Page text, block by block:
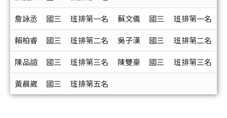
詹詠丞 國三 班排第一名 蘇文儀 國三 班排第一名
賴柏睿 國三 班排第二名 吳子漢 國三 班排第二名
陳品諠 國三 班排第三名 陳雙豪 國三 班排第三名
黃晨崴 國三 班排第五名